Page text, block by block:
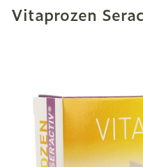
Vitaprozen